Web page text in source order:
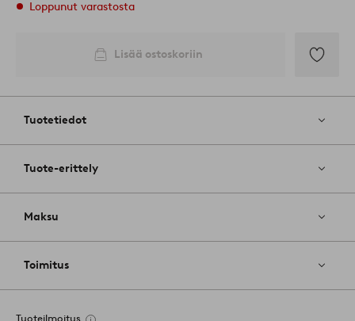
Loppunut varastosta
Lisää ostoskoriin
Tuotetiedot
Tuote-erittely
Maksu
Toimitus
Tuoteilmoitus